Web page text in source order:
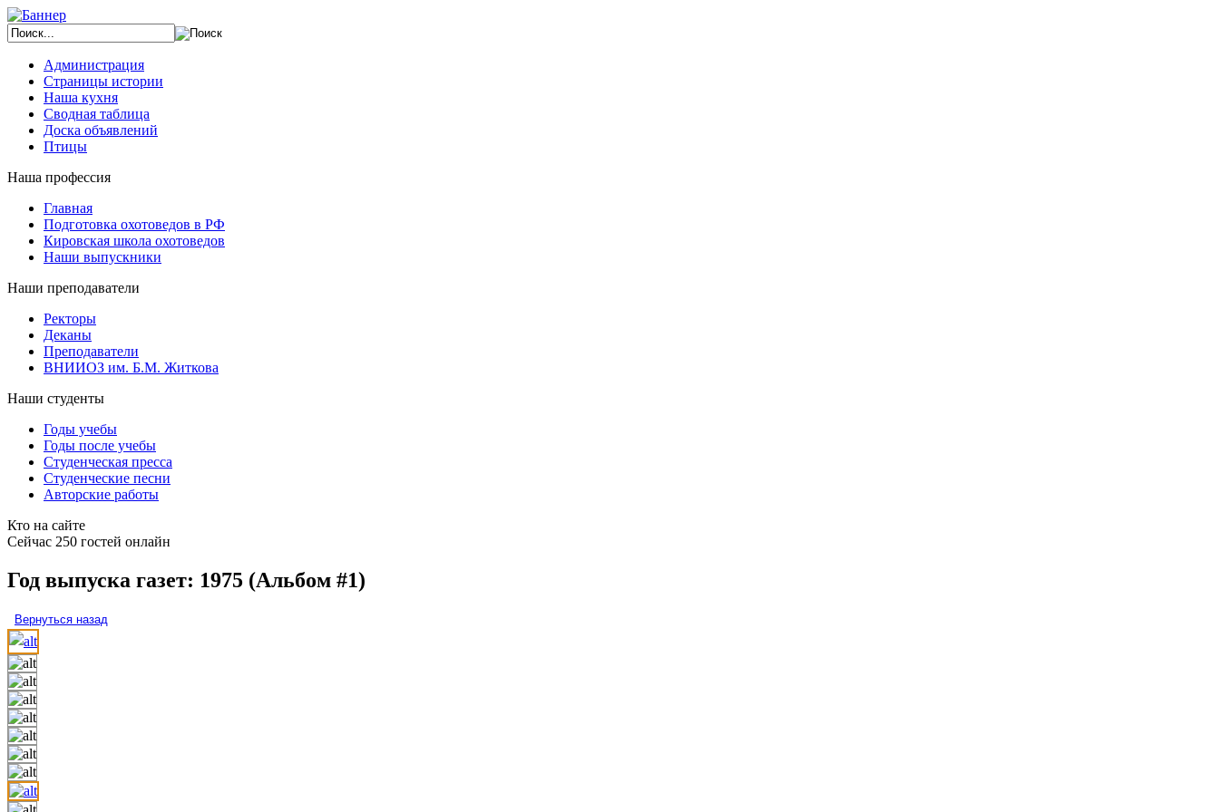
Администрация
Страницы истории
Наша кухня
Сводная таблица
Доска объявлений
Птицы
Наша профессия
Главная
Подготовка охотоведов в РФ
Кировская школа охотоведов
Наши выпускники
Наши преподаватели
Ректоры
Деканы
Преподаватели
ВНИИОЗ им. Б.М. Житкова
Наши студенты
Годы учебы
Годы после учебы
Студенческая пресса
Студенческие песни
Авторские работы
Кто на сайте
Сейчас 250 гостей онлайн
Год выпуска газет: 1975 (Альбом #1)
Вернуться назад